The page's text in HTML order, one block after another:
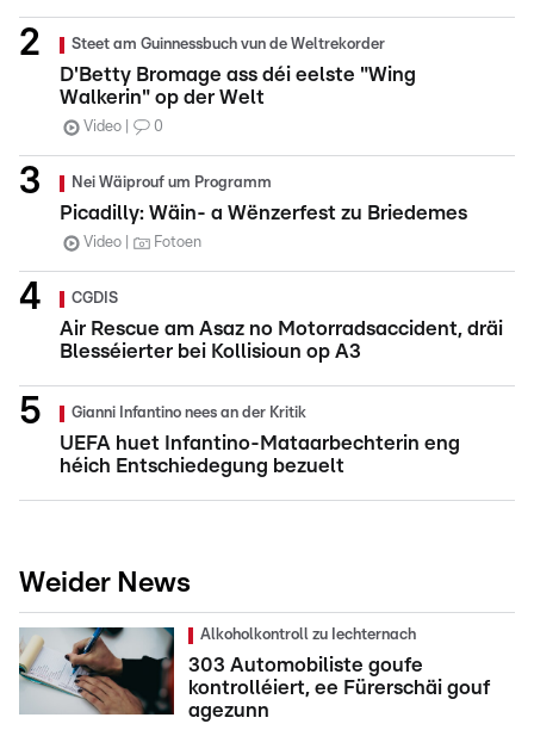
Steet am Guinnessbuch vun de Weltrekorder
D'Betty Bromage ass déi eelste "Wing
Walkerin" op der Welt
Video 0
Nei Wäiprouf um Programm
Picadilly: Wäin- a Wënzerfest zu Briedemes
Video Fotoen
CGDIS
Air Rescue am Asaz no Motorradsaccident, dräi
Blesséierter bei Kollisioun op A3
Gianni Infantino nees an der Kritik
UEFA huet Infantino-Mataarbechterin eng
héich Entschiedegung bezuelt
Weider News
Alkoholkontroll zu Iechternach
303 Automobiliste goufe
kontrolléiert, ee Fürerschäi gouf
agezunn